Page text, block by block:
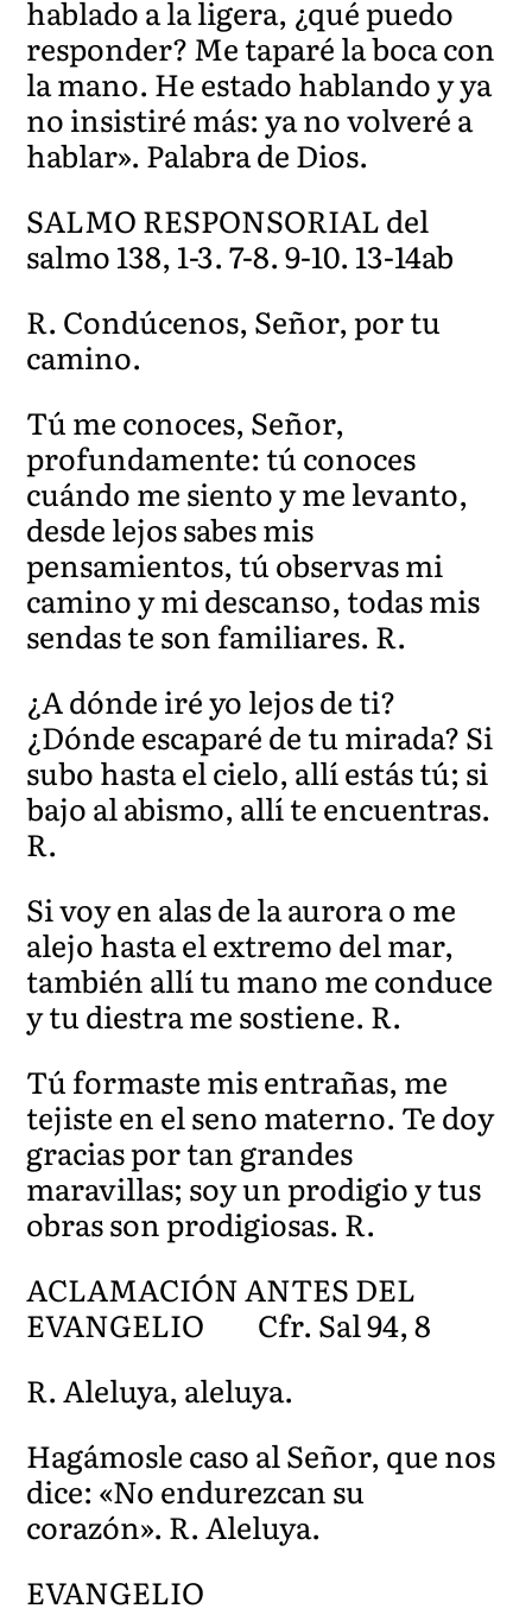
hablado a la ligera, ¿qué puedo
responder? Me taparé la boca con
la mano. He estado hablando y ya
no insistiré más: ya no volveré a
hablar». Palabra de Dios.
SALMO RESPONSORIAL del
salmo 138, 1-3. 7-8. 9-10. 13-14ab
R. Condúcenos, Señor, por tu
camino.
Tú me conoces, Señor,
profundamente: tú conoces
cuándo me siento y me levanto,
desde lejos sabes mis
pensamientos, tú observas mi
camino y mi descanso, todas mis
sendas te son familiares. R.
¿A dónde iré yo lejos de ti?
¿Dónde escaparé de tu mirada? Si
subo hasta el cielo, allí estás tú; si
bajo al abismo, allí te encuentras.
R.
Si voy en alas de la aurora o me
alejo hasta el extremo del mar,
también allí tu mano me conduce
y tu diestra me sostiene. R.
Tú formaste mis entrañas, me
tejiste en el seno materno. Te doy
gracias por tan grandes
maravillas; soy un prodigio y tus
obras son prodigiosas. R.
ACLAMACIÓN ANTES DEL
EVANGELIO Cfr. Sal 94, 8
R. Aleluya, aleluya.
Hagámosle caso al Señor, que nos
dice: «No endurezcan su
corazón». R. Aleluya.
EVANGELIO